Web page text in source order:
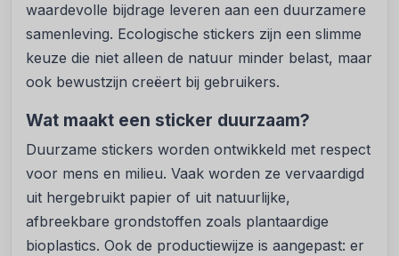
waardevolle bijdrage leveren aan een duurzamere
samenleving. Ecologische stickers zijn een slimme
keuze die niet alleen de natuur minder belast, maar
ook bewustzijn creëert bij gebruikers.
Wat maakt een sticker duurzaam?
Duurzame stickers worden ontwikkeld met respect
voor mens en milieu. Vaak worden ze vervaardigd
uit hergebruikt papier of uit natuurlijke,
afbreekbare grondstoffen zoals plantaardige
bioplastics. Ook de productiewijze is aangepast: er